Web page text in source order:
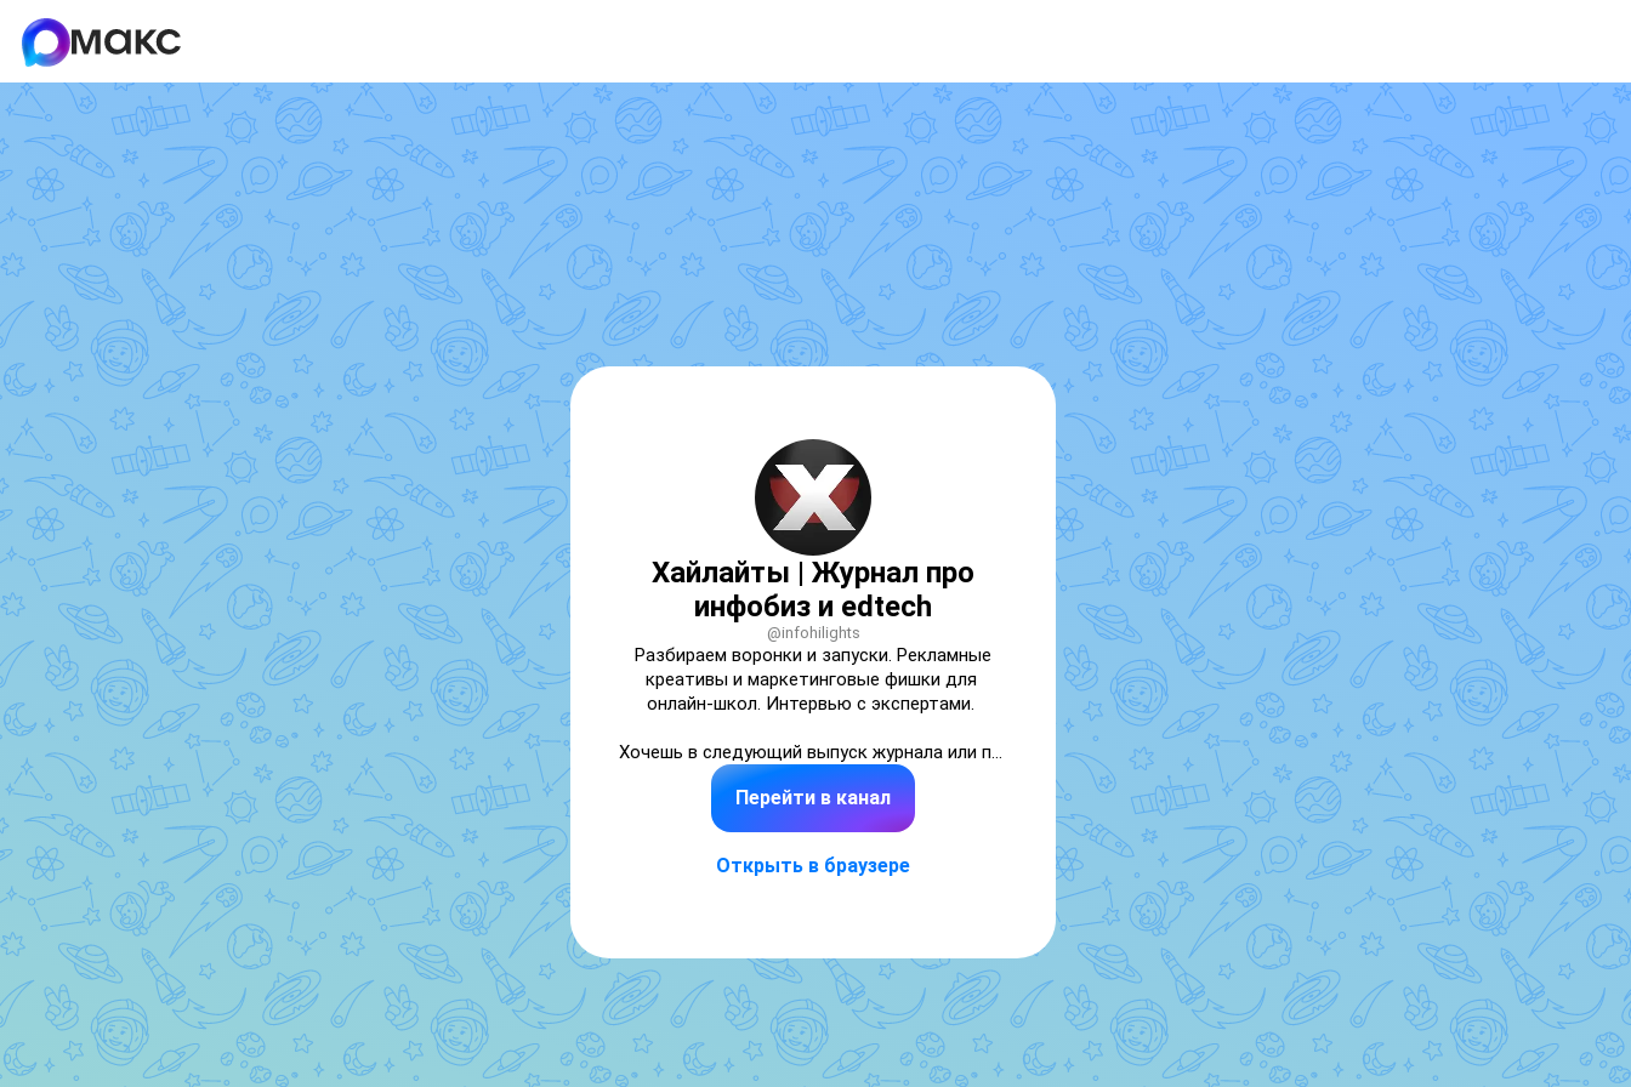
Хайлайты | Журнал про
инфобиз и edtech
@infohilights
Разбираем воронки и запуски. Рекламные
креативы и маркетинговые фишки для
онлайн-школ. Интервью с экспертами.
Хочешь в следующий выпуск журнала или по
вопросам рекламы: @Kaa1019
Перейти в канал
Открыть в браузере